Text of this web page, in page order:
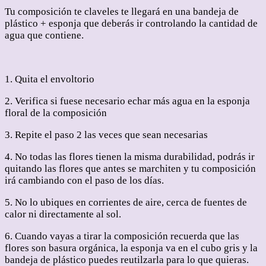
Tu composición te claveles te llegará en una bandeja de
plástico + esponja que deberás ir controlando la cantidad de
agua que contiene.
1. Quita el envoltorio
2. Verifica si fuese necesario echar más agua en la esponja
floral de la composición
3. Repite el paso 2 las veces que sean necesarias
4. No todas las flores tienen la misma durabilidad, podrás ir
quitando las flores que antes se marchiten y tu composición
irá cambiando con el paso de los días.
5. No lo ubiques en corrientes de aire, cerca de fuentes de
calor ni directamente al sol.
6. Cuando vayas a tirar la composición recuerda que las
flores son basura orgánica, la esponja va en el cubo gris y la
bandeja de plástico puedes reutilzarla para lo que quieras.